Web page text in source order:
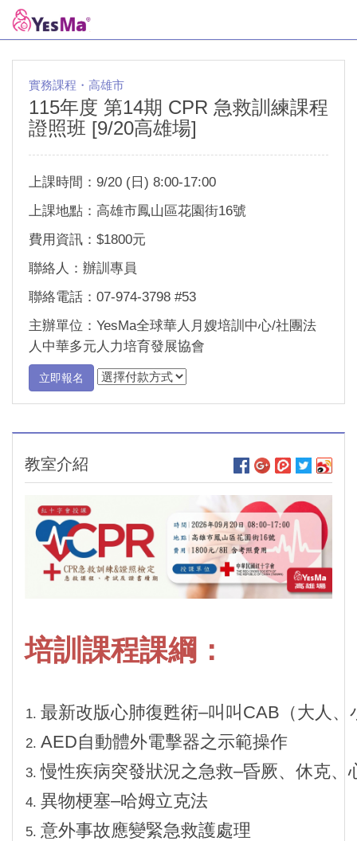
實務課程・高雄市
115年度 第14期 CPR 急救訓練課程
證照班 [9/20高雄場]
上課時間：9/20 (日) 8:00-17:00
上課地點：高雄市鳳山區花園街16號
費用資訊：$1800元
聯絡人：辦訓專員
聯絡電話：07-974-3798 #53
主辦單位：YesMa全球華人月嫂培訓中心/社團法
人中華多元人力培育發展協會
立即報名
教室介紹
培訓課程課綱：
最新改版心肺復甦術–叫叫CAB（大人
AED自動體外電擊器之示範操作
慢性疾病突發狀況之急救–昏厥、休克
異物梗塞–哈姆立克法
意外事故應變緊急救護處理